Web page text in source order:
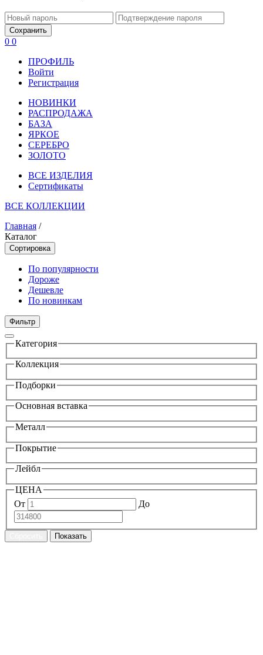
Сохранить
0 0
ПРОФИЛЬ
Войти
Регистрация
НОВИНКИ
РАСПРОДАЖА
БАЗА
ЯРКОЕ
СЕРЕБРО
ЗОЛОТО
ВСЕ ИЗДЕЛИЯ
Сертификаты
ВСЕ КОЛЛЕКЦИИ
Главная /
Каталог
Сортировка
По популярности
Дороже
Дешевле
По новинкам
Фильтр
Категория
Коллекция
Подборки
Основная вставка
Металл
Покрытие
Лейбл
ЦЕНА
От
До